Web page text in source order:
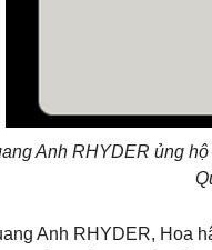
Anh RHYDER ủng
Anh RHYDER, Hoa